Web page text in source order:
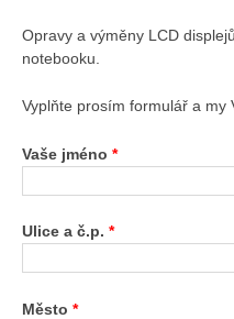
Opravy a výměny LCD
notebooku.
Vyplňte prosím formulář a
Vaše jméno *
Ulice a č.p. *
Město *